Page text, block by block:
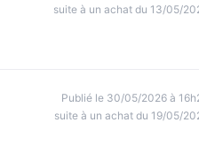
suite à un achat du 13/05/
Publié le 30/05/2026 à
suite à un achat du 19/05/